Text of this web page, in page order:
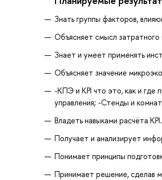
Знать группы факторов,
Объясняет смысл затратного
Знает и умеет применять
Объясняет значение
-КПЭ и KPI что это, как и где
управления; -Стенды и
Владеть навыками расчёта KPI.
Получает и анализирует
Понимает принципы
Принимает решение, сделав